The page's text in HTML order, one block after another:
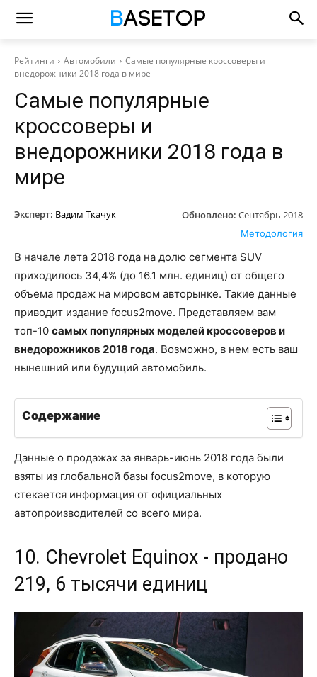
Рейтинги Автомобили
Самые популярные кроссоверы и
внедорожники 2018 года в мире
Самые популярные
кроссоверы и
внедорожники 2018 года в
мире
Эксперт: Вадим Ткачук Обновлено: Сентябрь 2018
Методология
В начале лета 2018 года на долю сегмента SUV
приходилось 34,4% (до 16.1 млн. единиц) от общего
объема продаж на мировом авторынке. Такие данные
приводит издание focus2move. Представляем вам
топ-10 самых популярных моделей кроссоверов и
внедорожников 2018 года. Возможно, в нем есть ваш
нынешний или будущий автомобиль.
Содержание
Данные о продажах за январь-июнь 2018 года были
взяты из глобальной базы focus2move, в которую
стекается информация от официальных
автопроизводителей со всего мира.
10. Chevrolet Equinox - продано
219, 6 тысячи единиц